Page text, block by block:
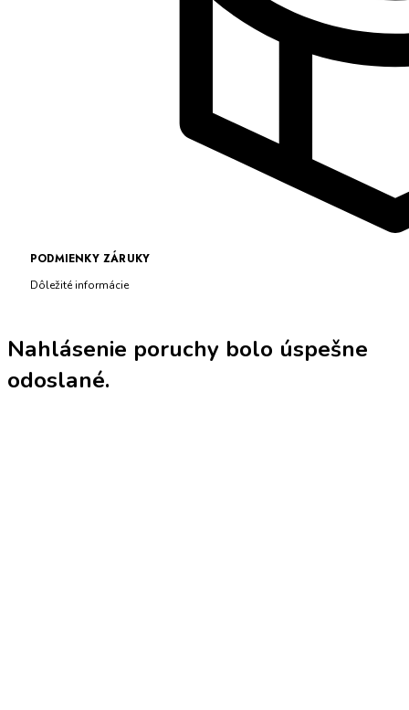
PODMIENKY ZÁRUKY
Dôležité informácie
Nahlásenie poruchy bolo úspešne
odoslané.